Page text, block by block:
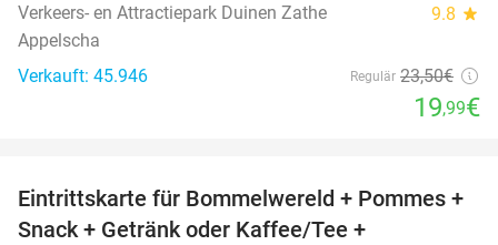
Verkeers- en Attractiepark Duinen Zathe 9.8 star
Appelscha
Verkauft: 45.946
Regulär 23,50€
19,99€
23%
Eintrittskarte für Bommelwereld + Pommes +
Snack + Getränk oder Kaffee/Tee +